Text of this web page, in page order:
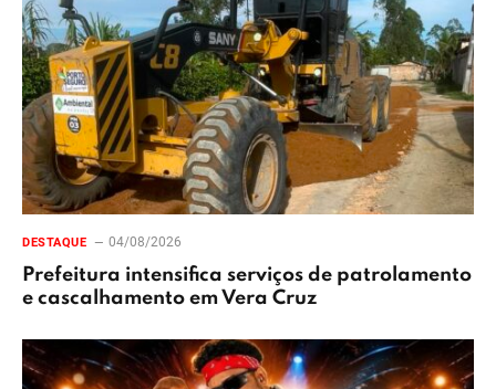
DESTAQUE 04/08/2026
Prefeitura intensifica serviços de patrolamento
e cascalhamento em Vera Cruz